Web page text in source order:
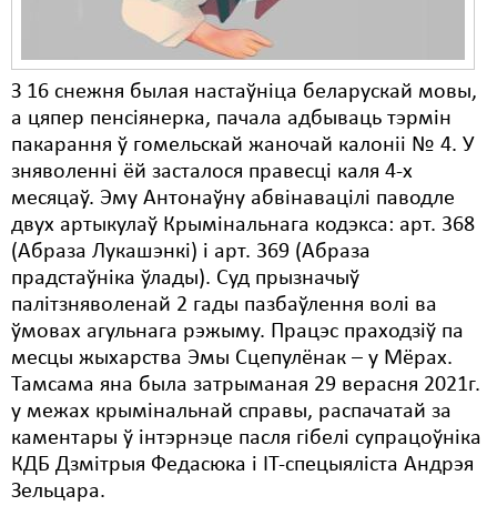
З 16 снежня былая настаўніца беларускай мовы,
а цяпер пенсіянерка, пачала адбываць тэрмін
пакарання ў гомельскай жаночай калоніі № 4. У
зняволенні ёй засталося правесці каля 4-х
месяцаў. Эму Антонаўну абвінавацілі паводле
двух артыкулаў Крымінальнага кодэкса: арт. 368
(Абраза Лукашэнкі) і арт. 369 (Абраза
прадстаўніка ўлады). Суд прызначыў
палітзняволенай 2 гады пазбаўлення волі ва
ўмовах агульнага рэжыму. Працэс праходзіў па
месцы жыхарства Эмы Сцепулёнак – у Мёрах.
Тамсама яна была затрыманая 29 верасня 2021г.
у межах крымінальнай справы, распачатай за
каментары ў інтэрнэце пасля гібелі супрацоўніка
КДБ Дзмітрыя Федасюка і ІТ-спецыяліста Андрэя
Зельцара.